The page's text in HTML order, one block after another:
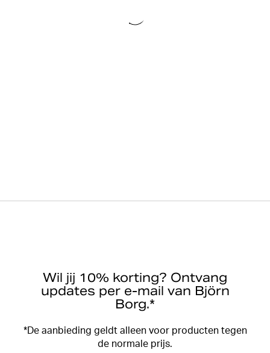
Wil jij 10% korting? Ontvang
updates per e-mail van Björn
Borg.*
*De aanbieding geldt alleen voor producten tegen
de normale prijs.